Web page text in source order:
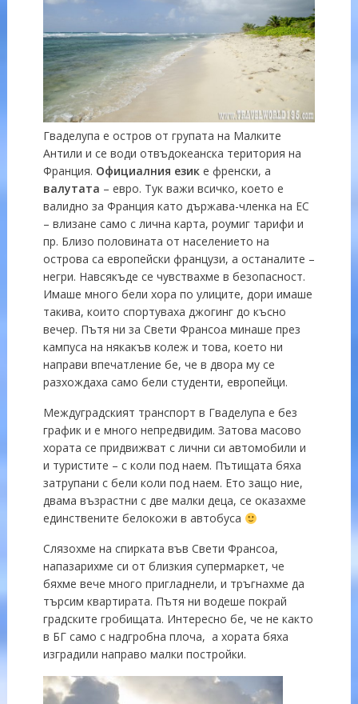
Гваделупа е остров от групата на Малките
Антили и се води отвъдокеанска територия на
Франция. Официалния езике френски, а
валутата – евро. Тук важи всичко, което е
валидно за Франция като държава-членка на ЕС
– влизане само с лична карта, роумиг тарифи и
пр. Близо половината от населението на
острова са европейски французи, а останалите –
негри. Навсякъде се чувствахме в безопасност.
Имаше много бели хора по улиците, дори имаше
такива, които спортуваха джогинг до късно
вечер. Пътя ни за Свети Франсоа минаше през
кампуса на някакъв колеж и това, което ни
направи впечатление бе, че в двора му се
разхождаха само бели студенти, европейци.
Междуградският транспорт в Гваделупа е без
график и е много непредвидим. Затова масово
хората се придвижват с лични си автомобили и
и туристите – с коли под наем. Пътищата бяха
затрупани с бели коли под наем. Ето защо ние,
двама възрастни с две малки деца, се оказахме
единствените белокожи в автобуса
Слязохме на спирката във Свети Франсоа,
напазарихме си от близкия супермаркет, че
бяхме вече много пригладнели, и тръгнахме да
търсим квартирата. Пътя ни водеше покрай
градските гробищата. Интересно бе, че не както
в БГ само с надгробна плоча, а хората бяха
изградили направо малки постройки.